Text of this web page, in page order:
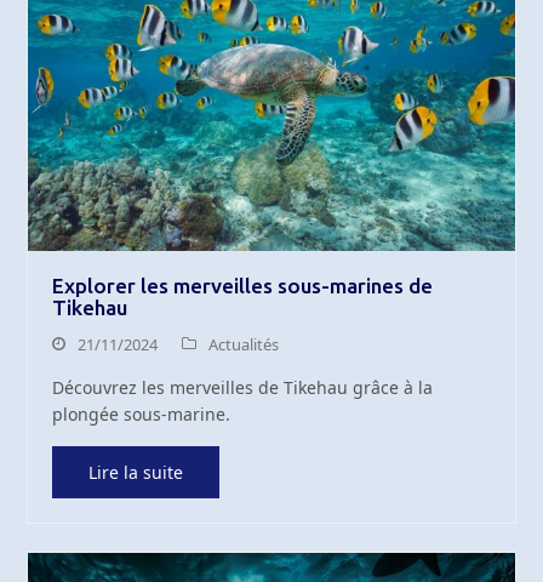
Explorer les merveilles sous-marines de
Tikehau
21/11/2024 Actualités
Découvrez les merveilles de Tikehau grâce à la
plongée sous-marine.
Lire la suite